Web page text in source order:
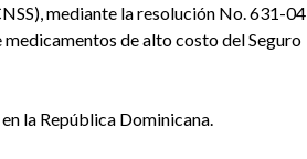
mediante la resolución No. 631-04
de alto costo del Seguro
la República Dominicana.